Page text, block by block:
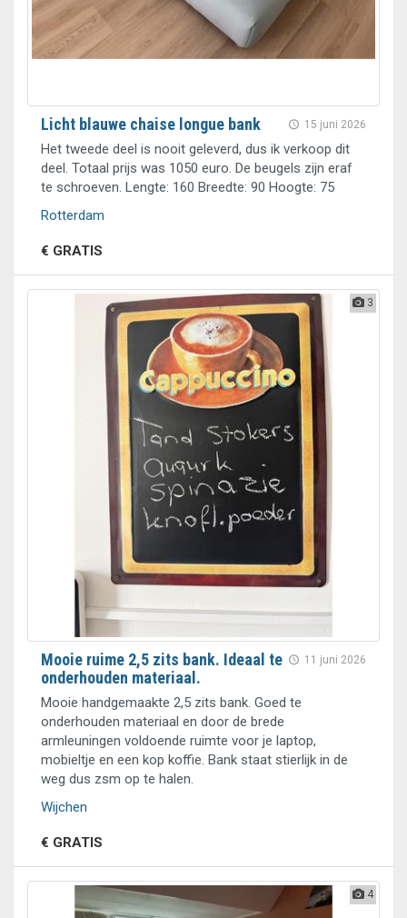
15 juni 2026
Licht blauwe chaise longue bank
Het tweede deel is nooit geleverd, dus ik verkoop dit
deel. Totaal prijs was 1050 euro. De beugels zijn eraf
te schroeven. Lengte: 160 Breedte: 90 Hoogte: 75
Rotterdam
€ GRATIS
3
11 juni 2026
Mooie ruime 2,5 zits bank. Ideaal te
onderhouden materiaal.
Mooie handgemaakte 2,5 zits bank. Goed te
onderhouden materiaal en door de brede
armleuningen voldoende ruimte voor je laptop,
mobieltje en een kop koffie. Bank staat stierlijk in de
weg dus zsm op te halen.
Wijchen
€ GRATIS
4